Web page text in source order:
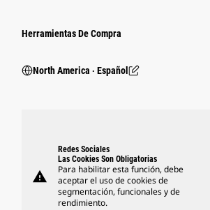
Herramientas De Compra
North America ‧ Español
warning
Redes Sociales
Las Cookies Son Obligatorias
Para habilitar esta función, debe
aceptar el uso de cookies de
segmentación, funcionales y de
rendimiento.